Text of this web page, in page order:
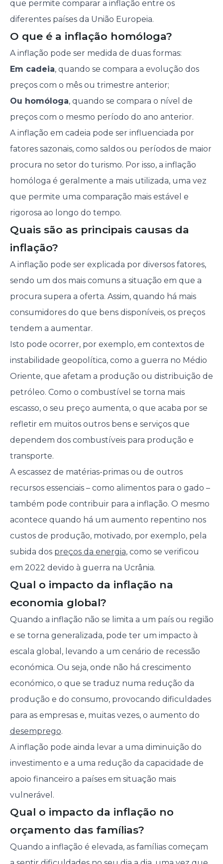
que permite comparar a inflação entre os
diferentes países da União Europeia.
O que é a inflação homóloga?
A inflação pode ser medida de duas formas:
Em cadeia, quando se compara a evolução dos
preços com o mês ou trimestre anterior;
Ou homóloga, quando se compara o nível de
preços com o mesmo período do ano anterior.
A inflação em cadeia pode ser influenciada por
fatores sazonais, como saldos ou períodos de maior
procura no setor do turismo. Por isso, a inflação
homóloga é geralmente a mais utilizada, uma vez
que permite uma comparação mais estável e
rigorosa ao longo do tempo.
Quais são as principais causas da
inflação?
A inflação pode ser explicada por diversos fatores,
sendo um dos mais comuns a situação em que a
procura supera a oferta. Assim, quando há mais
consumidores do que bens disponíveis, os preços
tendem a aumentar.
Isto pode ocorrer, por exemplo, em contextos de
instabilidade geopolítica, como a guerra no Médio
Oriente, que afetam a produção ou distribuição de
petróleo. Como o combustível se torna mais
escasso, o seu preço aumenta, o que acaba por se
refletir em muitos outros bens e serviços que
dependem dos combustíveis para produção e
transporte.
A escassez de matérias-primas ou de outros
recursos essenciais – como alimentos para o gado –
também pode contribuir para a inflação. O mesmo
acontece quando há um aumento repentino nos
custos de produção, motivado, por exemplo, pela
subida dos preços da energia, como se verificou
em 2022 devido à guerra na Ucrânia.
Qual o impacto da inflação na
economia global?
Quando a inflação não se limita a um país ou região
e se torna generalizada, pode ter um impacto à
escala global, levando a um cenário de recessão
económica. Ou seja, onde não há crescimento
económico, o que se traduz numa redução da
produção e do consumo, provocando dificuldades
para as empresas e, muitas vezes, o aumento do
desemprego.
A inflação pode ainda levar a uma diminuição do
investimento e a uma redução da capacidade de
apoio financeiro a países em situação mais
vulnerável.
Qual o impacto da inflação no
orçamento das famílias?
Quando a inflação é elevada, as famílias começam